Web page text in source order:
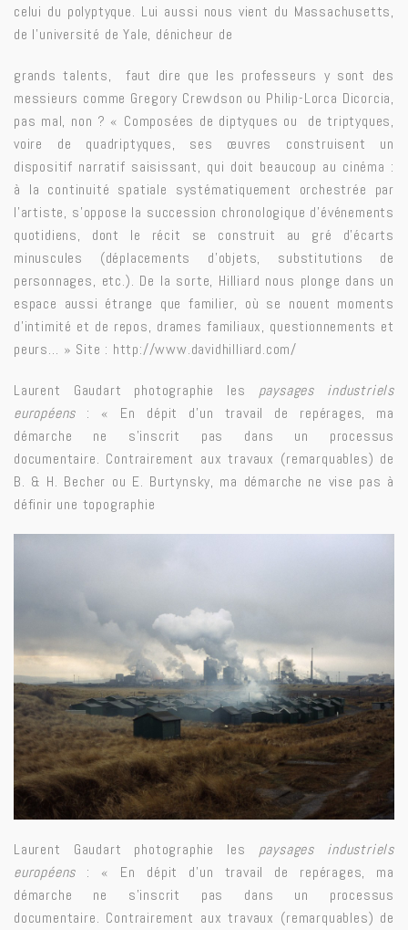
celui du polyptyque. Lui aussi nous vient du Massachusetts,
de l’université de Yale, dénicheur de
grands talents, faut dire que les professeurs y sont des
messieurs comme Gregory Crewdson ou Philip-Lorca Dicorcia,
pas mal, non ? « Composées de diptyques ou de triptyques,
voire de quadriptyques, ses œuvres construisent un
dispositif narratif saisissant, qui doit beaucoup au cinéma :
à la continuité spatiale systématiquement orchestrée par
l’artiste, s’oppose la succession chronologique d’événements
quotidiens, dont le récit se construit au gré d’écarts
minuscules (déplacements d’objets, substitutions de
personnages, etc.). De la sorte, Hilliard nous plonge dans un
espace aussi étrange que familier, où se nouent moments
d’intimité et de repos, drames familiaux, questionnements et
peurs… » Site : http://www.davidhilliard.com/
Laurent Gaudart photographie les paysages industriels
européens : « En dépit d’un travail de repérages, ma
démarche ne s’inscrit pas dans un processus
documentaire. Contrairement aux travaux (remarquables) de
B. & H. Becher ou E. Burtynsky, ma démarche ne vise pas à
définir une topographie
Laurent Gaudart photographie les paysages industriels
européens : « En dépit d’un travail de repérages, ma
démarche ne s’inscrit pas dans un processus
documentaire. Contrairement aux travaux (remarquables) de